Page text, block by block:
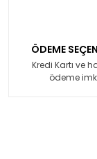
ÖDEME
Kredi Kartı ve
ödeme